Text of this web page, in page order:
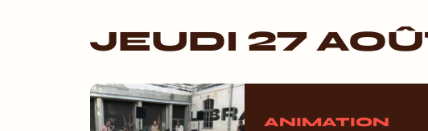
JEUDI 27
ANIMATION